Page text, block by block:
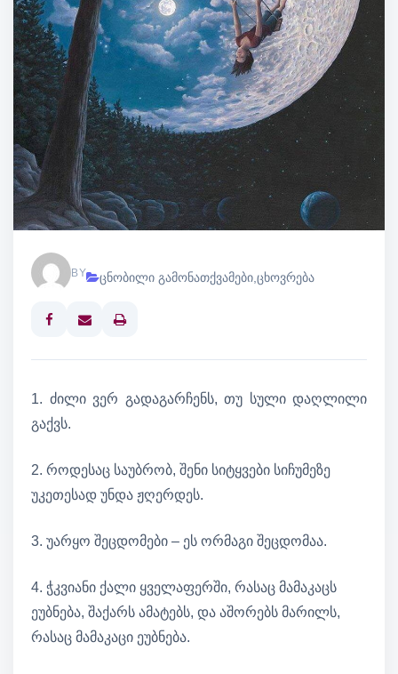
BY ცნობილი გამონათქვამები ცხოვრება
Print
1. ძილი ვერ გადაგარჩენს, თუ სული დაღლილი
გაქვს.
2. როდესაც საუბრობ, შენი სიტყვები სიჩუმეზე
უკეთესად უნდა ჟღერდეს.
3. უარყო შეცდომები – ეს ორმაგი შეცდომაა.
4. ჭკვიანი ქალი ყველაფერში, რასაც მამაკაცს
ეუბნება, შაქარს ამატებს, და აშორებს მარილს,
რასაც მამაკაცი ეუბნება.